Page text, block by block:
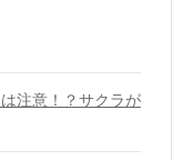
注意！？サクラが